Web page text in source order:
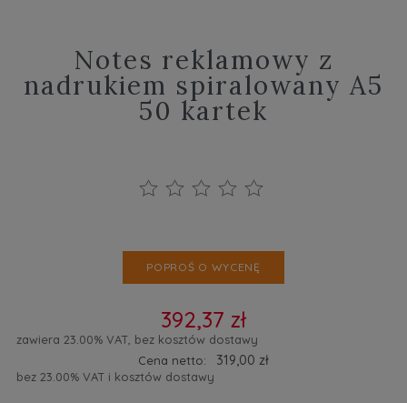
Notes reklamowy z
nadrukiem spiralowany A5
50 kartek
POPROŚ O WYCENĘ
392,37 zł
zawiera 23.00% VAT, bez kosztów dostawy
Cena netto:
319,00 zł
bez 23.00% VAT i kosztów dostawy